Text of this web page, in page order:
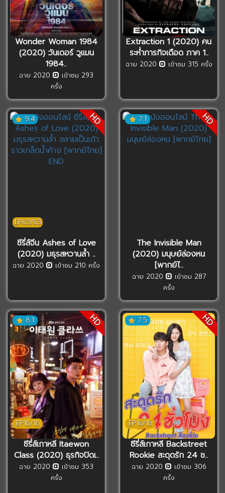
Wonder Woman 1984
(2020) วันเดอร์ วูแมน
1984..
ฉาย 2020
เข้าชม 293
ครั้ง
Extraction 1 (2020) คน
ระห่ำภารกิจเดือด ภาค 1..
ฉาย 2020 เข้าชม 315 ครั้ง
9.4
EP63/63
HD
ซีรี่ส์จีน Ashes of Love
(2020) มธุรสหวานล้ำ ..
ฉาย 2020 เข้าชม 210 ครั้ง
7.1 HD
The Invisible Man
(2020) มนุษย์ล่องหน
[พากย์ไ..
ฉาย 2020
เข้าชม 287
ครั้ง
8.1
EP16/16
HD
ซีรี่ส์เกาหลี Itaewon
Class (2020) ธุรกิจปิดเ..
ฉาย 2020
เข้าชม 353
ครั้ง
7.5
EP16/16
HD
ซีรี่ส์เกาหลี Backstreet
Rookie สะดุดรัก 24 ช..
ฉาย 2020
เข้าชม 306
ครั้ง